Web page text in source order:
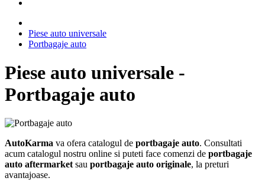
Piese auto universale
Portbagaje auto
Piese auto universale -
Portbagaje auto
AutoKarma va ofera catalogul de portbagaje auto. Consultati
acum catalogul nostru online si puteti face comenzi de portbagaje
auto aftermarketsau portbagaje auto originale, la preturi
avantajoase.